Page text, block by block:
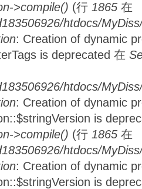
>compile() (行 1865 在
htdocs/
: Creation of dynamic
is deprecated 在
htdocs/
: Creation of dynamic
is
>compile() (行 1865 在
htdocs/
: Creation of dynamic
is